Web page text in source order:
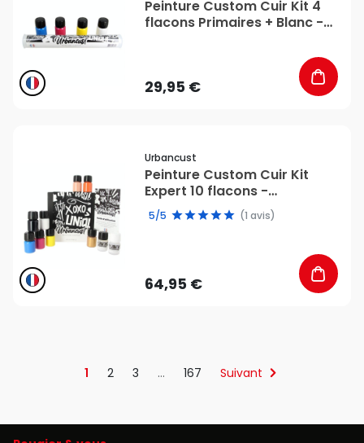
Peinture Custom Cuir Kit 4
flacons Primaires + Blanc -
29,95 €
Urbancust
Peinture Custom Cuir Kit
Expert 10 flacons -
Urbancust
5/5 (1 avis)
64,95 €
1 2 3 … 167 Suivant